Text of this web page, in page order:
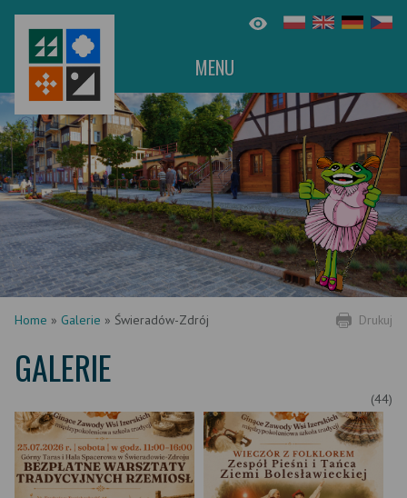
MENU
Drukuj
Home » Galerie » Świeradów-Zdrój
GALERIE
(44)